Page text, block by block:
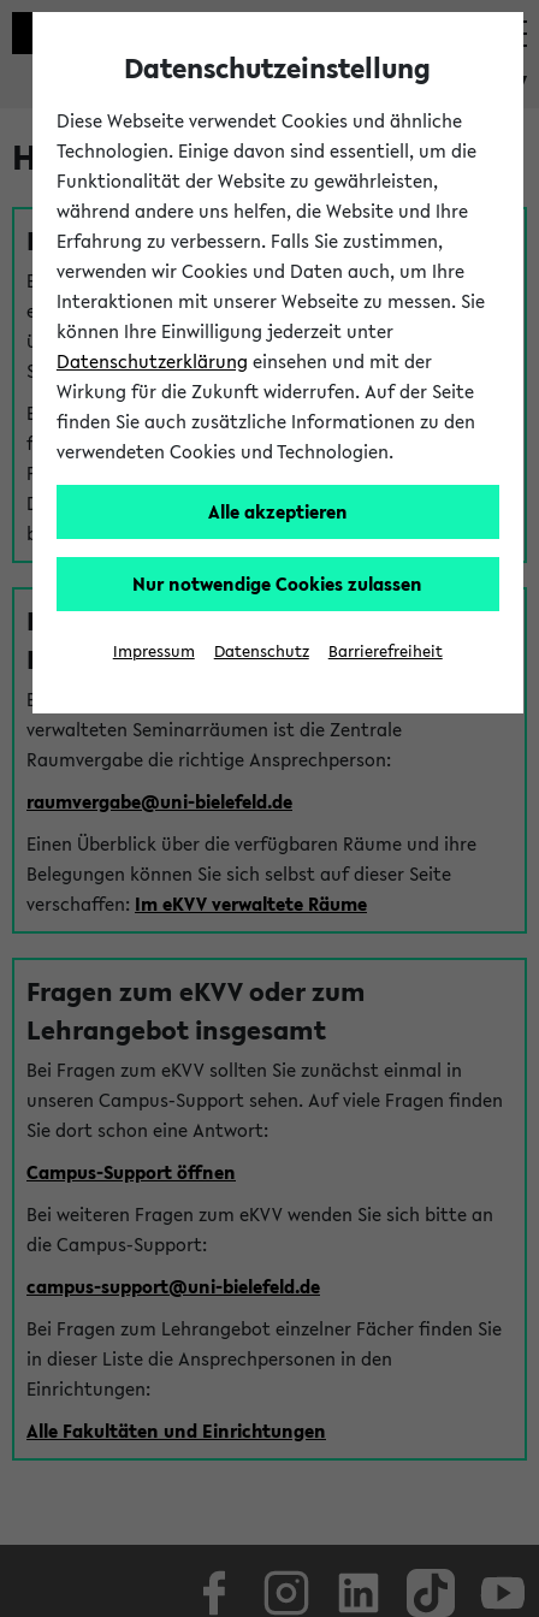
eKVV
Hilfe & Kontakt
Fragen zu einzelnen Veranstaltungen
Bei inhaltlichen und organisatorischen Fragen zu
einzelnen Veranstaltungen finden Sie Ansprechpersonen
über denFragen-Link bei jeder Veranstaltung. Der BIS
Support kann hier meist keine direkte Hilfe leisten.
Bei Veranstaltungen mit eKVV Teilnahmemanagement
finden Sie eine Auskunft über die Personen, die Ihre
Platzzuteilung im eKVV eingetragen haben, auf der
Detailseite zum Teilnahmemanagement der
betreffenden Veranstaltung.
Fragen zu im eKVV verwalteten
Räumen
Bei Fragen zur Vergabe von Hörsälen und vom eKVV
verwalteten Seminarräumen ist die Zentrale
Raumvergabe die richtige Ansprechperson:
raumvergabe@uni-bielefeld.de
Einen Überblick über die verfügbaren Räume und ihre
Belegungen können Sie sich selbst auf dieser Seite
verschaffen: Im eKVV verwaltete Räume
Fragen zum eKVV oder zum
Lehrangebot insgesamt
Bei Fragen zum eKVV sollten Sie zunächst einmal in
unseren Campus-Support sehen. Auf viele Fragen finden
Sie dort schon eine Antwort:
Campus-Support öffnen
Bei weiteren Fragen zum eKVV wenden Sie sich bitte an
die Campus-Support:
campus-support@uni-bielefeld.de
Bei Fragen zum Lehrangebot einzelner Fächer finden Sie
in dieser Liste die Ansprechpersonen in den
Einrichtungen:
Alle Fakultäten und Einrichtungen
Datenschutzeinstellung
Diese Webseite verwendet Cookies und ähnliche
Technologien. Einige davon sind essentiell, um die
Funktionalität der Website zu gewährleisten,
während andere uns helfen, die Website und Ihre
Erfahrung zu verbessern. Falls Sie zustimmen,
verwenden wir Cookies und Daten auch, um Ihre
Interaktionen mit unserer Webseite zu messen. Sie
können Ihre Einwilligung jederzeit unter
Datenschutzerklärung einsehen und mit der
Wirkung für die Zukunft widerrufen. Auf der Seite
finden Sie auch zusätzliche Informationen zu den
verwendeten Cookies und Technologien.
Alle akzeptieren
Nur notwendige Cookies zulassen
Impressum Datenschutz Barrierefreiheit